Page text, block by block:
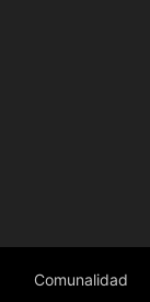
Comunalidad